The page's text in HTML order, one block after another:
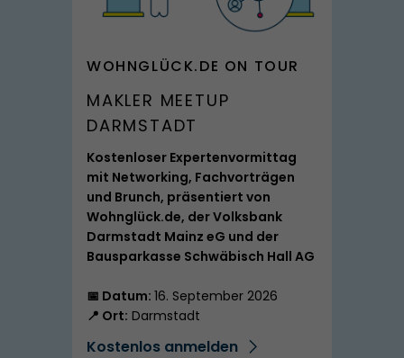
SPITZMARKE
WOHNGLÜCK.DE ON TOUR
MAKLER MEETUP
DARMSTADT
Kostenloser Expertenvormittag
mit Networking, Fachvorträgen
und Brunch, präsentiert von
Wohnglück.de, der Volksbank
Darmstadt Mainz eG und der
Bausparkasse Schwäbisch Hall AG
📅 Datum: 16. September 2026
📍 Ort: Darmstadt
Kostenlos anmelden